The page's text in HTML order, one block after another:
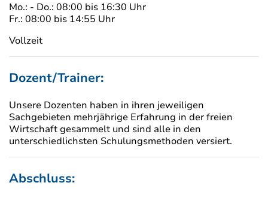
Mo.: - Do.: 08:00 bis 16:30 Uhr
Fr.: 08:00 bis 14:55 Uhr
Vollzeit
Dozent/Trainer:
Unsere Dozenten haben in ihren jeweiligen
Sachgebieten mehrjährige Erfahrung in der freien
Wirtschaft gesammelt und sind alle in den
unterschiedlichsten Schulungsmethoden versiert.
Abschluss: